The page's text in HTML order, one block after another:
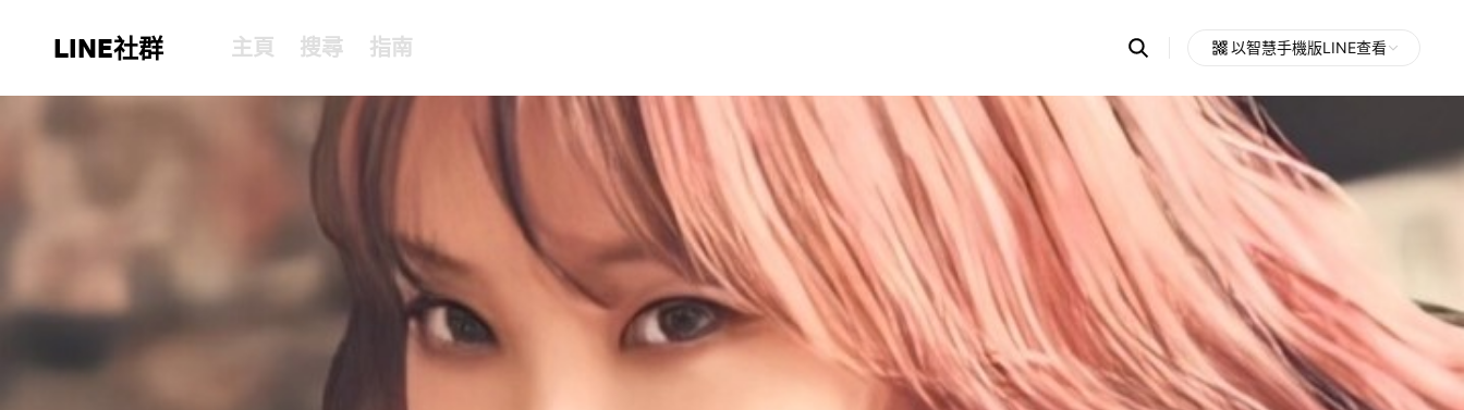
LINE社群 主頁 搜尋 指南 Search
OpenChats
messages
search
以智慧手機版LINE查看